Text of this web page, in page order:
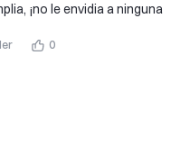
¡no le envidia a ninguna
0